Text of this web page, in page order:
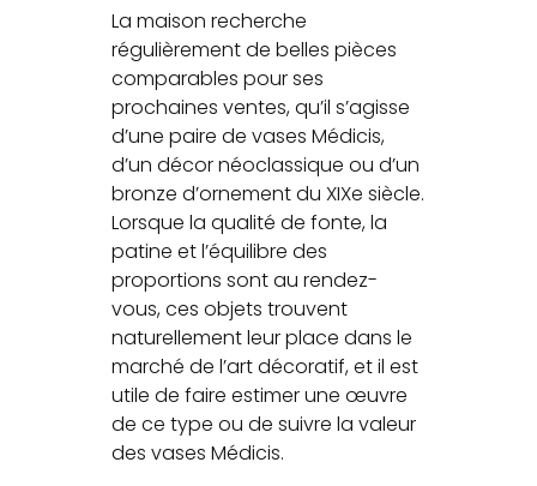
La maison recherche
régulièrement de belles pièces
comparables pour ses
prochaines ventes, qu’il s’agisse
d’une paire de vases Médicis,
d’un décor néoclassique ou d’un
bronze d’ornement du XIXe siècle.
Lorsque la qualité de fonte, la
patine et l’équilibre des
proportions sont au rendez-
vous, ces objets trouvent
naturellement leur place dans le
marché de l’art décoratif, et il est
utile de faire estimer une œuvre
de ce type ou de suivre la valeur
des vases Médicis.